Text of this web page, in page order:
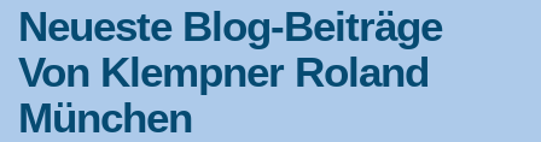
Neueste Blog-Beiträge
Von Klempner Roland
München